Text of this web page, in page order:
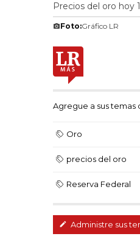
Precios del oro hoy
Foto:Gráfico LR
Agregue a sus temas
Oro
precios del oro
Reserva Federal
Administre sus